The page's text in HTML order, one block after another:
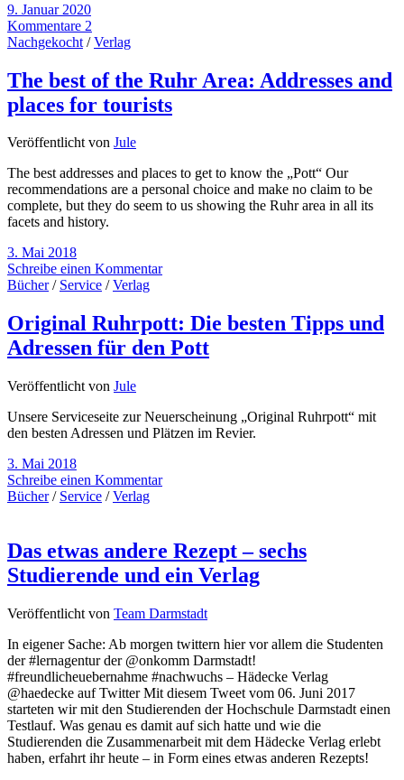
9. Januar 2020
Kommentare 2
Nachgekocht /Verlag
The best of the Ruhr Area: Addresses and
places for tourists
Veröffentlicht von Jule
The best addresses and places to get to know the „Pott“ Our
recommendations are a personal choice and make no claim to be
complete, but they do seem to us showing the Ruhr area in all its
facets and history.
3. Mai 2018
Schreibe einen Kommentar
Bücher/ Service /Verlag
Original Ruhrpott: Die besten Tipps und
Adressen für den Pott
Veröffentlicht von Jule
Unsere Serviceseite zur Neuerscheinung „Original Ruhrpott“ mit
den besten Adressen und Plätzen im Revier.
3. Mai 2018
Schreibe einen Kommentar
Bücher/ Service /Verlag
Das etwas andere Rezept – sechs
Studierende und ein Verlag
Veröffentlicht von Team Darmstadt
In eigener Sache: Ab morgen twittern hier vor allem die Studenten
der #lernagentur der @onkomm Darmstadt!
#freundlicheuebernahme #nachwuchs – Hädecke Verlag
@haedecke auf Twitter Mit diesem Tweet vom 06. Juni 2017
starteten wir mit den Studierenden der Hochschule Darmstadt einen
Testlauf. Was genau es damit auf sich hatte und wie die
Studierenden die Zusammenarbeit mit dem Hädecke Verlag erlebt
haben, erfahrt ihr heute – in Form eines etwas anderen Rezepts!